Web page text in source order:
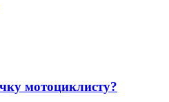
мотоциклисту?